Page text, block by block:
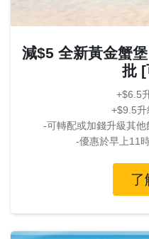
減$5 全新黃金蟹
批 [
+$6.5
+$9.5升
-可轉配或加錢升級其
-優惠於早上11
了